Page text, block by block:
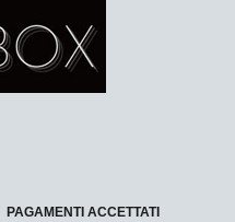
PAGAMENTI ACCETTATI